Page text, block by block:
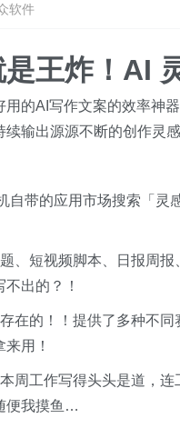
软件
王炸！AI
的AI写作文案的效率神
输出源源不断的创作灵感
自带的应用市场搜索「灵
、短视频脚本、日报周
出的？！
在的！！提供了多种不
用！
周工作写得头头是道，
便我摸鱼…